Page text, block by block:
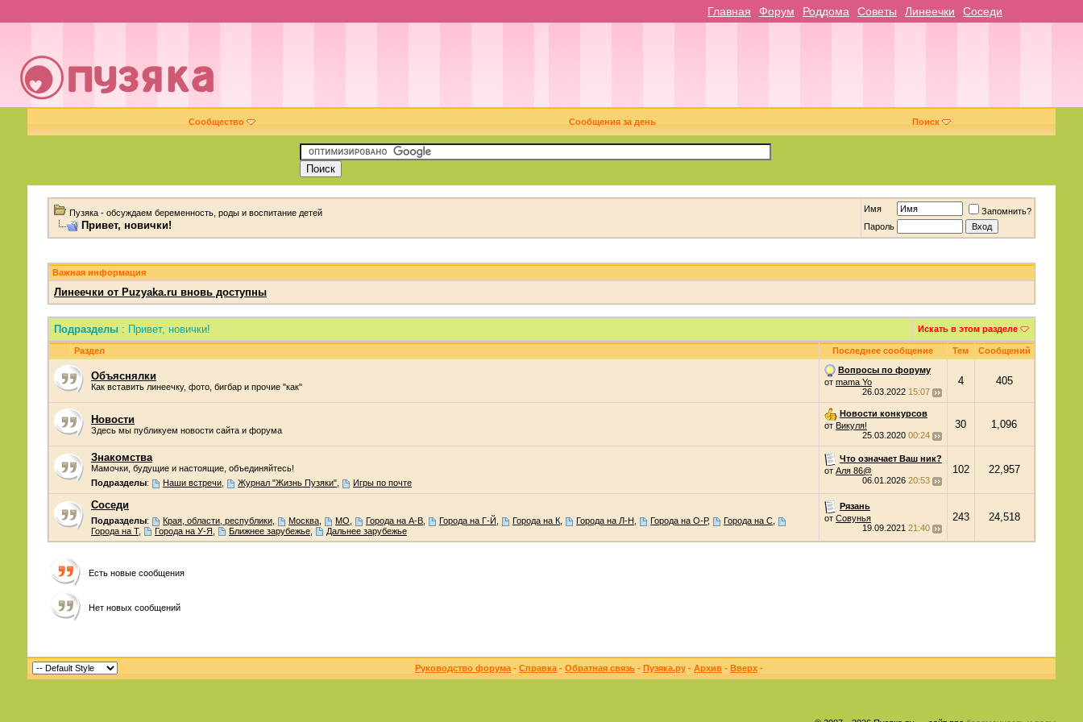
Главная Форум Роддома Советы Линеечки Соседи
Сообщество Сообщения за день Поиск
Пузяка - обсуждаем беременность, роды и воспитание детей
Привет, новички!
Имя
Запомнить?
Пароль
Важная информация
Линеечки от Puzyaka.ru вновь доступны
Подразделы: Привет, новички! Искать в этом разделе
Раздел Последнее сообщение Тем Сообщений
Объяснялки
Как вставить линеечку, фото, бигбар и прочие "как"
Вопросы по форуму
от mama Yo
26.03.2022 15:07
4 405
Новости
Здесь мы публикуем новости сайта и форума
Новости конкурсов
от Викуля!
25.03.2020 00:24
30 1,096
Знакомства
Мамочки, будущие и настоящие, объединяйтесь!
Подразделы: Наши встречи, Журнал "Жизнь Пузяки", Игры по почте
Что означает Ваш ник?
от Аля 86@
06.01.2026 20:53
102 22,957
Соседи
Подразделы: Края, области, республики, Москва, МО Города на А-В, Города на Г-Й Города на К, Города на Л-Н Города на О-Р, Города на С,
Города на Т, Города на У-Я Ближнее зарубежье, Дальнее зарубежье
Рязань
от Совунья
19.09.2021 21:40
243 24,518
Есть новые сообщения
Нет новых сообщений
Руководство форума - Справка - Обратная связь - Пузяка.ру - Архив - Вверх -